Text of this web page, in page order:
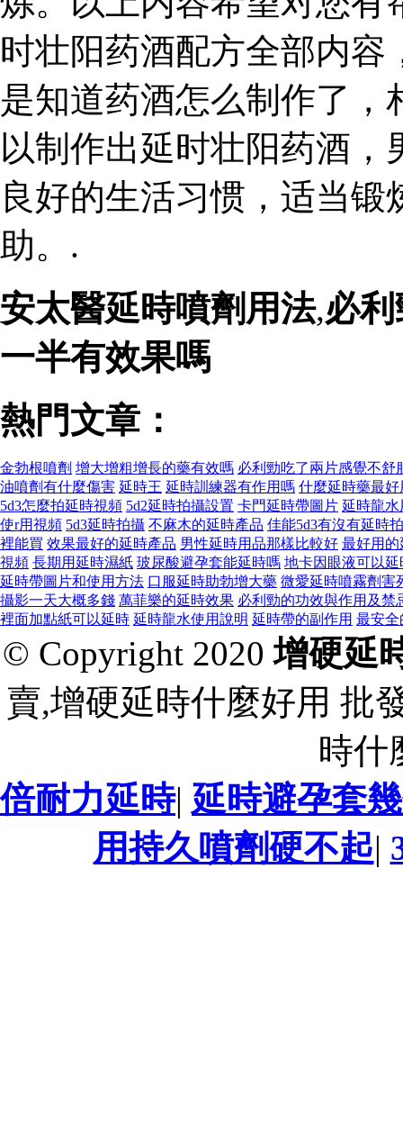
时壮阳药酒配方全部内
是知道药酒怎么制作了
以制作出延时壮阳药酒
良好的生活习惯，适当
助。.
安太醫延時噴劑用法,必
一半有效果嗎
熱門文章：
金勃根噴劑 增大增粗增長的藥有效嗎 必利勁吃了兩片感覺不舒
油噴劑有什麼傷害 延時王 延時訓練器有作用嗎 什麼延時藥最好
5d3怎麼拍延時視頻 5d2延時拍攝設置 卡門延時帶圖片 延時龍水
使r用視頻 5d3延時拍攝 不麻木的延時產品 佳能5d3有沒有延時
裡能買 效果最好的延時產品 男性延時用品那樣比較好 最好用的
視頻 長期用延時濕紙 玻尿酸避孕套能延時嗎 地卡因眼液可以延
延時帶圖片和使用方法 口服延時助勃增大藥 微愛延時噴霧劑害
攝影一天大概多錢 萬菲樂的延時效果 必利勁的功效與作用及禁
裡面加點紙可以延時 延時龍水使用說明 延時帶的副作用 最安全
© Copyright 2020增硬延
賣,增硬延時什麼好用 批
時什
倍耐力延時| 延時避孕套
用持久噴劑硬不起|